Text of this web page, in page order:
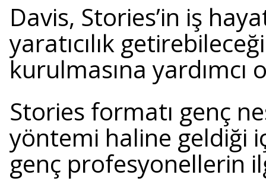
Davis, Stories’in iş
yaratıcılık
kurulmasına yardımcı
Stories formatı genç
yöntemi haline geldiği
genç profesyonellerin